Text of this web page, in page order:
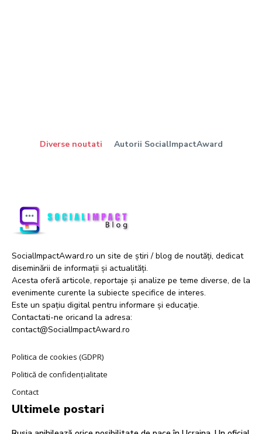
Diverse noutati Autorii SocialImpactAward
SocialImpactAward.ro un site de știri / blog de noutăți, dedicat
diseminării de informații și actualități.
Acesta oferă articole, reportaje și analize pe teme diverse, de la
evenimente curente la subiecte specifice de interes.
Este un spațiu digital pentru informare și educație.
Contactati-ne oricand la adresa:
contact@SocialImpactAward.ro
Politica de cookies (GDPR)
Politică de confidențialitate
Contact
Ultimele postari